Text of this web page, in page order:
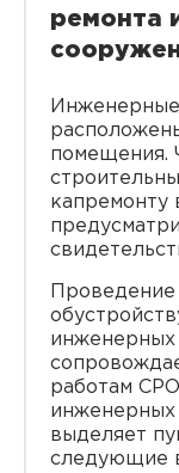
ремонта
помещения.
капремонту
инженерных
работам
инженерных
выделяет
следующие